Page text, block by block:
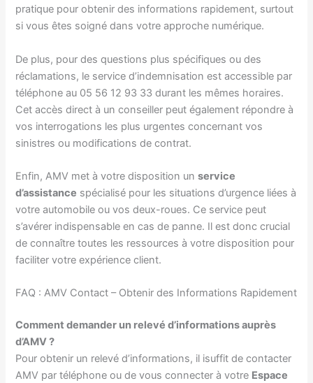
pratique pour obtenir des informations rapidement, surtout
si vous êtes soigné dans votre approche numérique.
De plus, pour des questions plus spécifiques ou des
réclamations, le service d’indemnisation est accessible par
téléphone au 05 56 12 93 33 durant les mêmes horaires.
Cet accès direct à un conseiller peut également répondre à
vos interrogations les plus urgentes concernant vos
sinistres ou modifications de contrat.
Enfin, AMV met à votre disposition unservice
d’assistance spécialisé pour les situations d’urgence liées à
votre automobile ou vos deux-roues. Ce service peut
s’avérer indispensable en cas de panne. Il est donc crucial
de connaître toutes les ressources à votre disposition pour
faciliter votre expérience client.
FAQ : AMV Contact – Obtenir des Informations Rapidement
Comment demander un relevé d’informations auprès
d’AMV ?
Pour obtenir un relevé d’informations, il isuffit de contacter
AMV par téléphone ou de vous connecter à votre Espace